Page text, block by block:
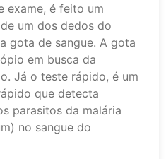
exame, é feito um
um dos dedos do
gota de sangue. A gota
em busca da
Já o teste rápido, é um
que detecta
parasitos da malária
no sangue do